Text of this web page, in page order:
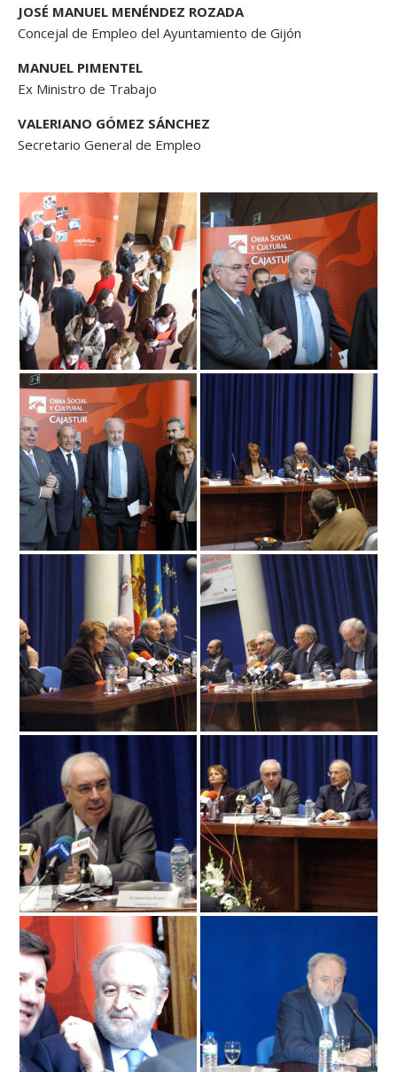
JOSÉ MANUEL MENÉNDEZ ROZADA
Concejal de Empleo del Ayuntamiento de Gijón
MANUEL PIMENTEL
Ex Ministro de Trabajo
VALERIANO GÓMEZ SÁNCHEZ
Secretario General de Empleo